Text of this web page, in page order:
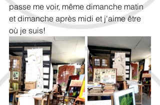
passe me voir, même dimanche matin
et dimanche après midi et j'aime être
où je suis!